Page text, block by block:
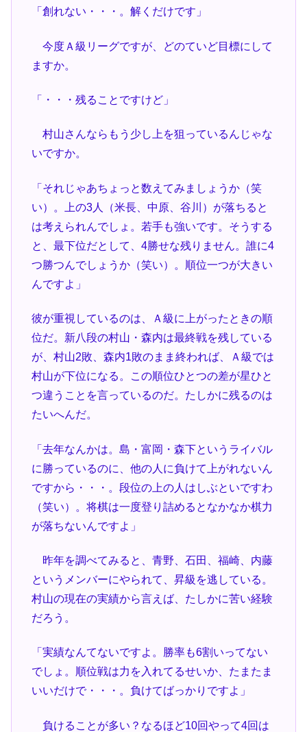
「創れない・・・。解くだけです」
今度Ａ級リーグですが、どのていど目標にして
ますか。
「・・・残ることですけど」
村山さんならもう少し上を狙っているんじゃな
いですか。
「それじゃあちょっと数えてみましょうか（笑
い）。上の3人（米長、中原、谷川）が落ちると
は考えられんでしょ。若手も強いです。そうする
と、最下位だとして、4勝せな残りません。誰に4
つ勝つんでしょうか（笑い）。順位一つが大きい
んですよ」
彼が重視しているのは、Ａ級に上がったときの順
位だ。新八段の村山・森内は最終戦を残している
が、村山2敗、森内1敗のまま終われば、Ａ級では
村山が下位になる。この順位ひとつの差が星ひと
つ違うことを言っているのだ。たしかに残るのは
たいへんだ。
「去年なんかは。島・富岡・森下というライバル
に勝っているのに、他の人に負けて上がれないん
ですから・・・。段位の上の人はしぶといですわ
（笑い）。将棋は一度登り詰めるとなかなか棋力
が落ちないんですよ」
昨年を調べてみると、青野、石田、福崎、内藤
というメンバーにやられて、昇級を逃している。
村山の現在の実績から言えば、たしかに苦い経験
だろう。
「実績なんてないですよ。勝率も6割いってない
でしょ。順位戦は力を入れてるせいか、たまたま
いいだけで・・・。負けてばっかりですよ」
負けることが多い？なるほど10回やって4回は